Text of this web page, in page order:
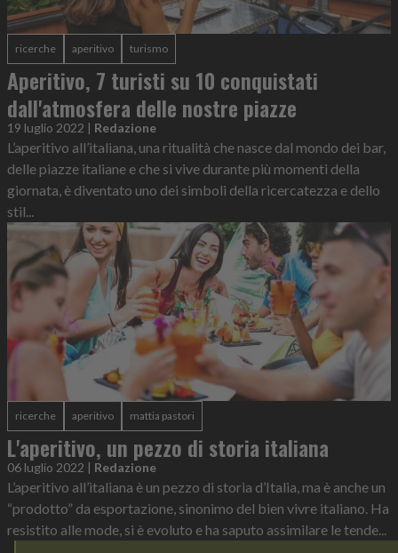
ricerche aperitivo turismo
Aperitivo, 7 turisti su 10 conquistati
dall'atmosfera delle nostre piazze
19 luglio 2022 | Redazione
L’aperitivo all’italiana, una ritualità che nasce dal mondo dei bar,
delle piazze italiane e che si vive durante più momenti della
giornata, è diventato uno dei simboli della ricercatezza e dello
stil...
ricerche aperitivo mattia pastori
L'aperitivo, un pezzo di storia italiana
06 luglio 2022 | Redazione
L’aperitivo all’italiana è un pezzo di storia d’Italia, ma è anche un
“prodotto” da esportazione, sinonimo del bien vivre italiano. Ha
resistito alle mode, si è evoluto e ha saputo assimilare le tende...